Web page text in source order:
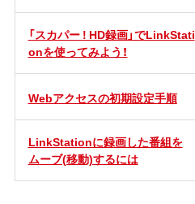
「スカパー ! HD録画」でLinkStati
onを使ってみよう！
Webアクセスの初期設定手順
LinkStationに録画した番組を
ムーブ(移動)するには